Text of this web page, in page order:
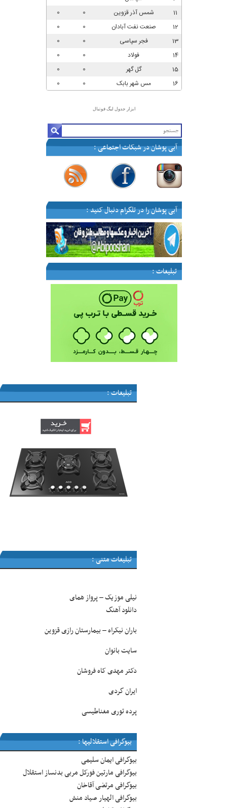
ابزار جدول لیگ فوتبال
آبی پوشان در شبکات اجتماعی :
آبی پوشان را در تلگرام دنبال کنید :
تبلیغات :
تبلیغات :
تبلیغات متنی :
نیلی موزیک–پرواز همای
دانلود آهنگ
باران نیکراه–بیمارستان رازی قزوین
سایت بانوان
دکتر مهدی کاه فروشان
ایران گردی
پرده توری مغناطیسی
بیوگرافی استقلالیها :
بیوگرافی ایمان سلیمی
بیوگرافی مارتین فورکل مربی بدنساز استقلال
بیوگرافی مرتضی آقاخان
بیوگرافی الهیار صیاد منش